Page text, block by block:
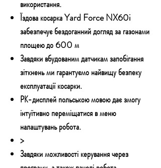
використання.
Їздова косарка Yard Force NX60i
забезпечує бездоганний догляд за газонами
площею до 600 м
Завдяки вбудованим датчикам запобігання
зіткнень ми гарантуємо найвищу безпеку
експлуатації косарки.
РК-дисплей польською мовою дає змогу
інтуїтивно переміщатися в меню
налаштувань робота.
>
Завдяки можливості керування через